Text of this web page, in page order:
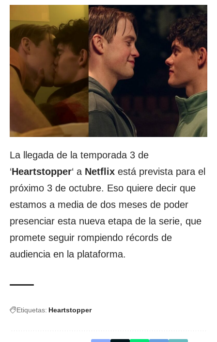
La llegada de la temporada 3 de
‘Heartstopper‘ a Netflix está prevista para el
próximo 3 de octubre. Eso quiere decir que
estamos a media de dos meses de poder
presenciar esta nueva etapa de la serie, que
promete seguir rompiendo récords de
audiencia en la plataforma.
Etiquetas: Heartstopper